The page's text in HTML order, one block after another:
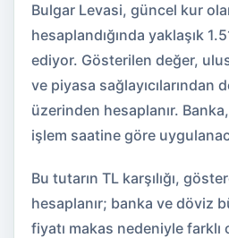
Bulgar Levasi, güncel kur
hesaplandığında yaklaşık
ediyor. Gösterilen değer,
ve piyasa sağlayıcılarından
üzerinden hesaplanır.
işlem saatine göre
Bu tutarın TL karşılığı,
hesaplanır; banka ve döviz
fiyatı makas nedeniyle farklı